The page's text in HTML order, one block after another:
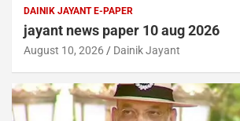
DAINIK JAYANT E-PAPER
jayant news paper 10 aug 2026
August 10, 2026 Dainik Jayant